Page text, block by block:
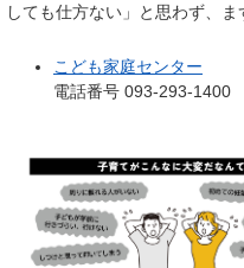
しても仕方ない」と思わず、
こども家庭センター
電話番号 093-293-1400